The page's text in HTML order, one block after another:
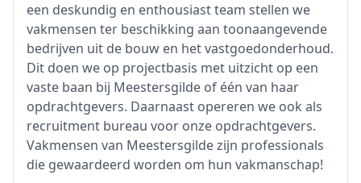
een deskundig en enthousiast team stellen we
vakmensen ter beschikking aan toonaangevende
bedrijven uit de bouw en het vastgoedonderhoud.
Dit doen we op projectbasis met uitzicht op een
vaste baan bij Meestersgilde of één van haar
opdrachtgevers. Daarnaast opereren we ook als
recruitment bureau voor onze opdrachtgevers.
Vakmensen van Meestersgilde zijn professionals
die gewaardeerd worden om hun vakmanschap!